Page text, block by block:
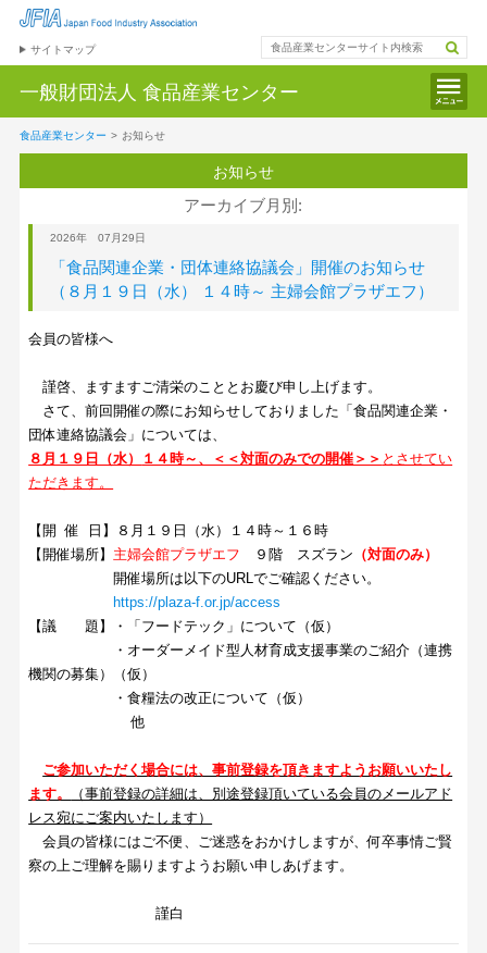
サイトマップ
一般財団法人 食品産業センター
食品産業センター > お知らせ
お知らせ
アーカイブ月別:
2026年 07月29日
「食品関連企業・団体連絡協議会」開催のお知らせ
（８月１９日（水） １４時～ 主婦会館プラザエフ）
会員の皆様へ
謹啓、ますますご清栄のこととお慶び申し上げます。
さて、前回開催の際にお知らせしておりました「食品関連企業・
団体連絡協議会」については、
８月１９日（水）
１４時～、＜＜対面のみでの開催＞＞ とさせてい
ただきます。
【開 催 日】８月１９日（水）
１４時～１６時
【開催場所】 主婦会館プラザエフ ９階 スズラン （対面のみ）
開催場所は以下のURLでご確認ください。
https://plaza-f.or.jp/access
【議 題】・「フードテック」について（仮）
・オーダーメイド型人材育成支援事業のご紹介（連携
機関の募集）（仮）
・食糧法の改正について（仮）
他
ご参加いただく場合には、事前登録を頂きますようお願いいたし
ます。
（事前登録の詳細は、別途登録頂いている会員のメールアド
レス宛にご案内いたします）
会員の皆様にはご不便、ご迷惑をおかけしますが、何卒事情ご賢
察の上ご理解を賜りますようお願い申しあげます。
謹白